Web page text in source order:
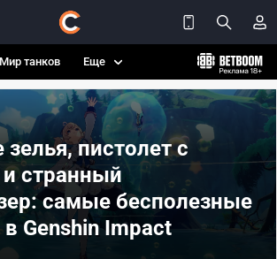
Мир танков Еще
пистолет с
странный
самые бесполезные
Genshin Impact